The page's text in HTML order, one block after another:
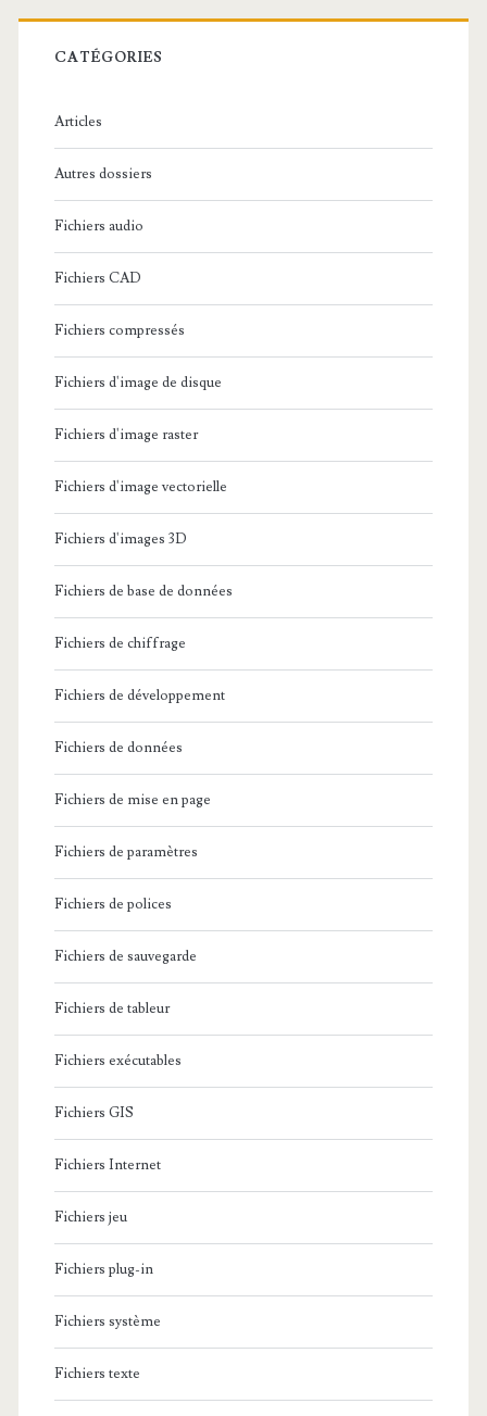
r
c
:
CATÉGORIES
Articles
Autres dossiers
Fichiers audio
Fichiers CAD
Fichiers compressés
Fichiers d'image de disque
Fichiers d'image raster
Fichiers d'image vectorielle
Fichiers d'images 3D
Fichiers de base de données
Fichiers de chiffrage
Fichiers de développement
Fichiers de données
Fichiers de mise en page
Fichiers de paramètres
Fichiers de polices
Fichiers de sauvegarde
Fichiers de tableur
Fichiers exécutables
Fichiers GIS
Fichiers Internet
Fichiers jeu
Fichiers plug-in
Fichiers système
Fichiers texte